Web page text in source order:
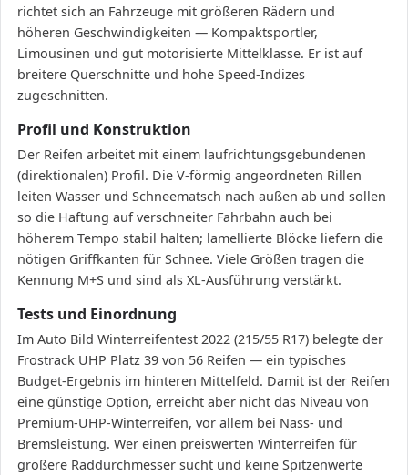
richtet sich an Fahrzeuge mit größeren Rädern und
höheren Geschwindigkeiten — Kompaktsportler,
Limousinen und gut motorisierte Mittelklasse. Er ist auf
breitere Querschnitte und hohe Speed-Indizes
zugeschnitten.
Profil und Konstruktion
Der Reifen arbeitet mit einem laufrichtungsgebundenen
(direktionalen) Profil. Die V-förmig angeordneten Rillen
leiten Wasser und Schneematsch nach außen ab und sollen
so die Haftung auf verschneiter Fahrbahn auch bei
höherem Tempo stabil halten; lamellierte Blöcke liefern die
nötigen Griffkanten für Schnee. Viele Größen tragen die
Kennung M+S und sind als XL-Ausführung verstärkt.
Tests und Einordnung
Im Auto Bild Winterreifentest 2022 (215/55 R17) belegte der
Frostrack UHP Platz 39 von 56 Reifen — ein typisches
Budget-Ergebnis im hinteren Mittelfeld. Damit ist der Reifen
eine günstige Option, erreicht aber nicht das Niveau von
Premium-UHP-Winterreifen, vor allem bei Nass- und
Bremsleistung. Wer einen preiswerten Winterreifen für
größere Raddurchmesser sucht und keine Spitzenwerte